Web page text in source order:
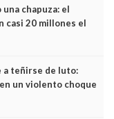
una chapuza: el
casi 20 millones el
no cabían por los
a teñirse de luto:
un violento choque